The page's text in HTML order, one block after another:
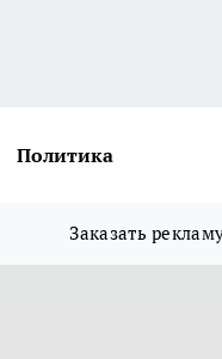
Политика
Заказать